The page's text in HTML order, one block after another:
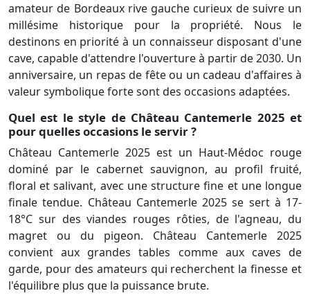
amateur de Bordeaux rive gauche curieux de suivre un
millésime historique pour la propriété. Nous le
destinons en priorité à un connaisseur disposant d'une
cave, capable d'attendre l'ouverture à partir de 2030. Un
anniversaire, un repas de fête ou un cadeau d'affaires à
valeur symbolique forte sont des occasions adaptées.
Quel est le style de Château Cantemerle 2025 et
pour quelles occasions le servir ?
Château Cantemerle 2025 est un Haut-Médoc rouge
dominé par le cabernet sauvignon, au profil fruité,
floral et salivant, avec une structure fine et une longue
finale tendue. Château Cantemerle 2025 se sert à 17-
18°C sur des viandes rouges rôties, de l'agneau, du
magret ou du pigeon. Château Cantemerle 2025
convient aux grandes tables comme aux caves de
garde, pour des amateurs qui recherchent la finesse et
l'équilibre plus que la puissance brute.